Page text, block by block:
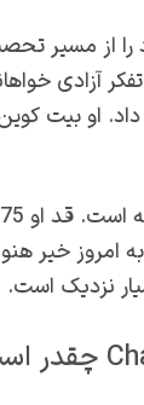
آزادی
او بیت
امروز
نزدیک است.